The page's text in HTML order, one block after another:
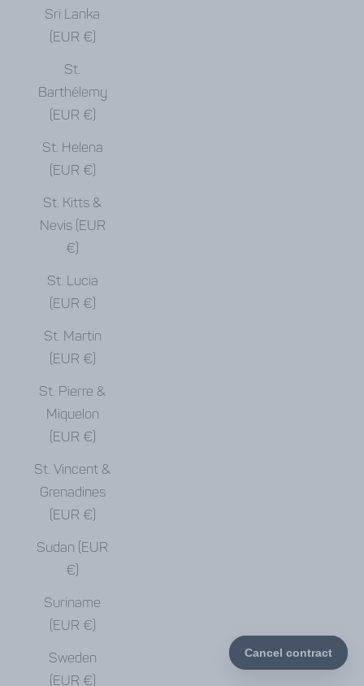
Sri Lanka
(EUR €)
St.
Barthélemy
(EUR €)
St. Helena
(EUR €)
St. Kitts &
Nevis (EUR
€)
St. Lucia
(EUR €)
St. Martin
(EUR €)
St. Pierre &
Miquelon
(EUR €)
St. Vincent &
Grenadines
(EUR €)
Sudan (EUR
€)
Suriname
(EUR €)
Sweden
(EUR €)